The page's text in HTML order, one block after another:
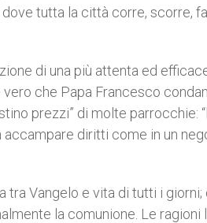
tutta la città corre, scorre,
di una più attenta ed
che Papa Francesco
prezzi” di molte parrocchie:
diritti come in un
tra Vangelo e vita di tutti i
la comunione. Le